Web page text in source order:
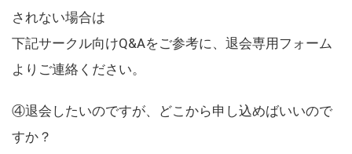
されない場合は
下記サークル向けQ&Aをご参考に、退会専用フォーム
よりご連絡ください。
④退会したいのですが、どこから申し込めばいいので
すか？